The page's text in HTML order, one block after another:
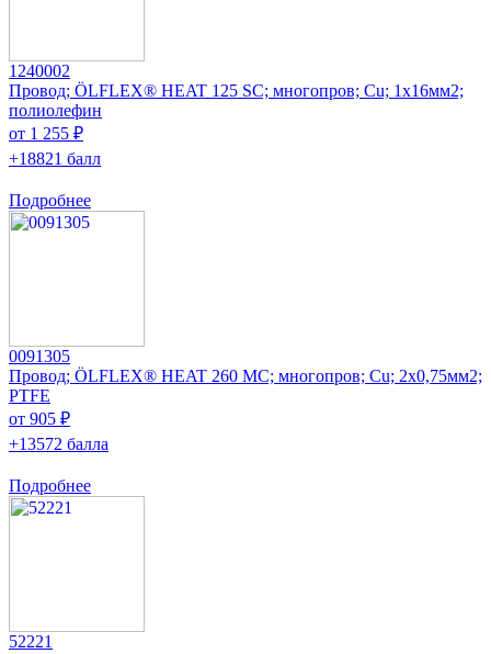
1240002
Провод; ÖLFLEX® HEAT 125 SC; многопров; Cu; 1x16мм2;
полиолефин
от 1 255 ₽
+18821 балл
Подробнее
0091305
Провод; ÖLFLEX® HEAT 260 MC; многопров; Cu; 2x0,75мм2;
PTFE
от 905 ₽
+13572 балла
Подробнее
52221